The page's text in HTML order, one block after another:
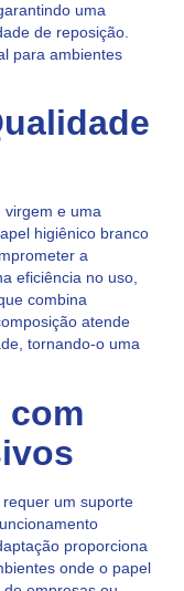
uma
de reposição.
para ambientes
virgem e uma
higiênico branco
a
eficiência no uso,
combina
atende
tornando-o uma
com
um suporte
proporciona
onde o papel